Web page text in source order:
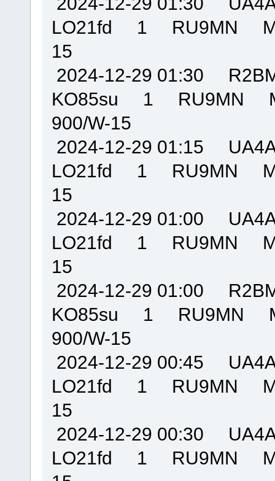
LO21fd 1 RU9MN
15
2024-12-29 01:30
KO85su 1 RU9MN
900/W-15
2024-12-29 01:15
LO21fd 1 RU9MN
15
2024-12-29 01:00
LO21fd 1 RU9MN
15
2024-12-29 01:00
KO85su 1 RU9MN
900/W-15
2024-12-29 00:45
LO21fd 1 RU9MN
15
2024-12-29 00:30
LO21fd 1 RU9MN